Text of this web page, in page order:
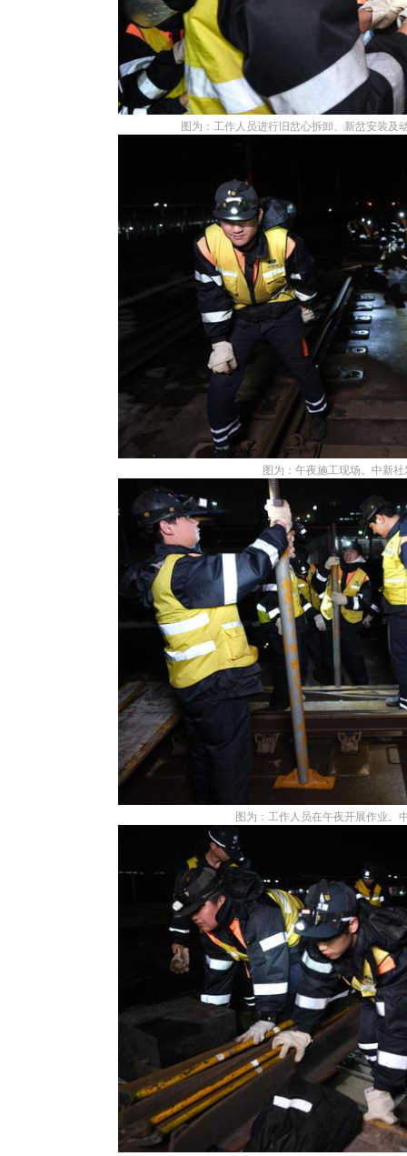
图为：工作人员进行旧岔心拆卸、新岔安装及
图为：午夜施工现场。中新
图为：工作人员在午夜开展作业。